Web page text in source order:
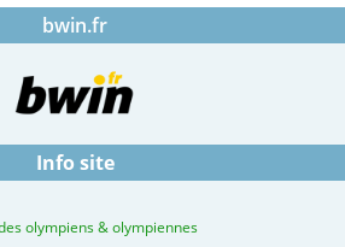
bwin.fr
Info site
olympiens & olympiennes